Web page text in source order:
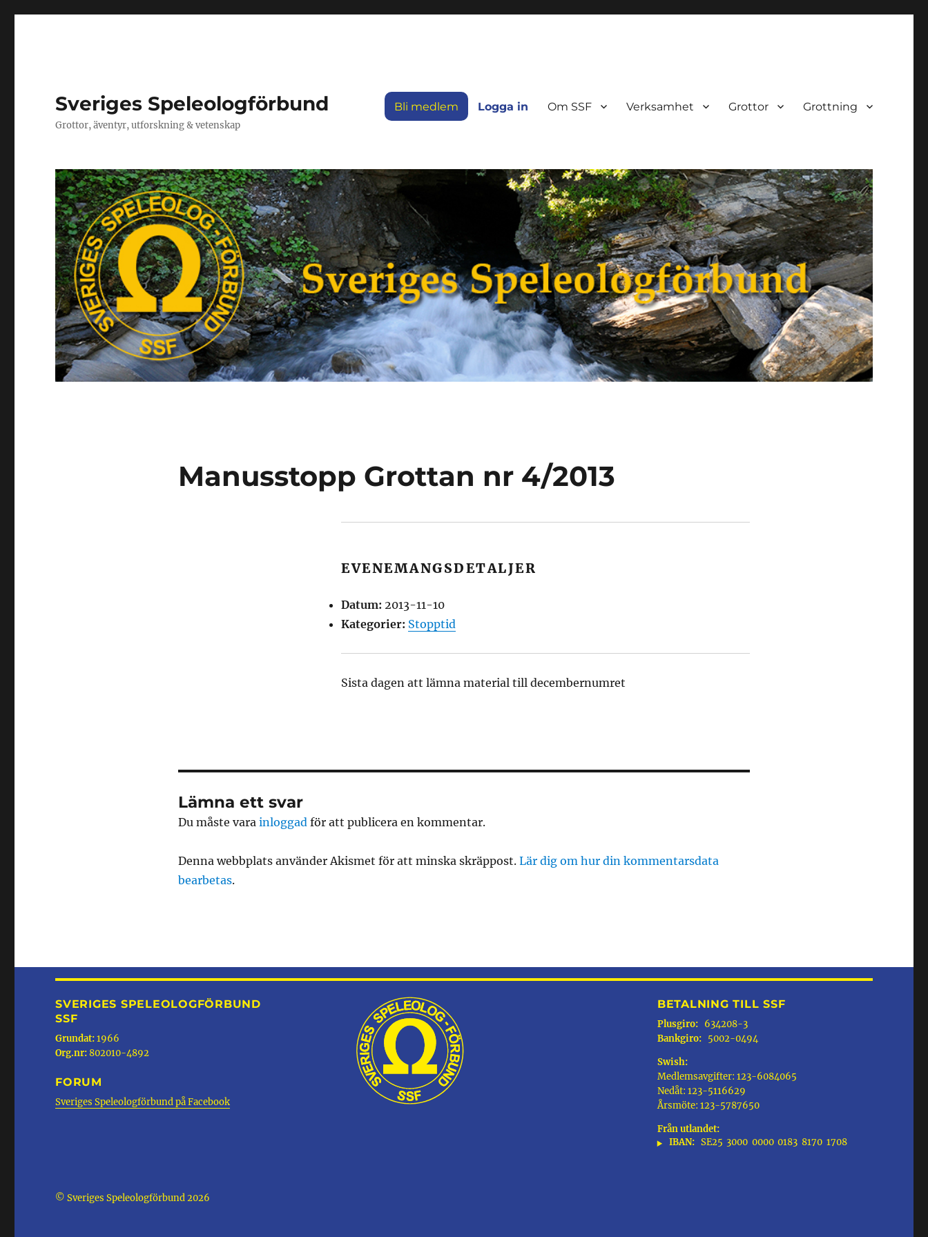
Sveriges Speleologförbund
Grottor, äventyr, utforskning & vetenskap
Bli medlem Logga in Om SSF Verksamhet Grottor Grottning
Manusstopp Grottan nr 4/2013
EVENEMANGSDETALJER
Datum: 2013-11-10
Kategorier: Stopptid
Sista dagen att lämna material till decembernumret
Lämna ett svar
Du måste vara inloggadför att publicera en kommentar.
Denna webbplats använder Akismet för att minska skräppost. Lär dig om hur din kommentarsdata
bearbetas.
SVERIGES SPELEOLOGFÖRBUND
SSF
Grundat:1966
Org.nr:802010-4892
FORUM
Sveriges Speleologförbund på Facebook
BETALNING TILL SSF
Plusgiro: 634208-3
Bankgiro: 5002-0494
Swish:
Medlemsavgifter: 123-6084065
Nedåt: 123-5116629
Årsmöte: 123-5787650
Från utlandet:
IBAN: SE25 3000 0000 0183 8170 1708
© Sveriges Speleologförbund 2026